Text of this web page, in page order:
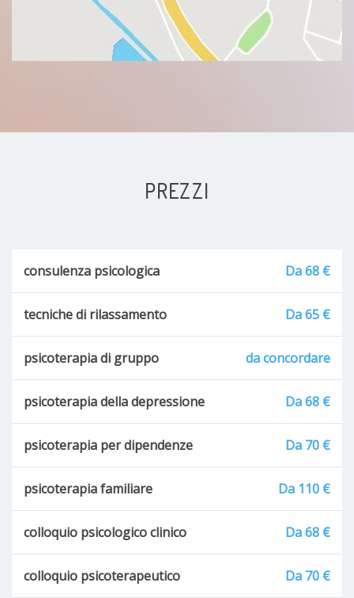
PREZZI
consulenza psicologica Da 68 €
tecniche di rilassamento Da 65 €
psicoterapia di gruppo da concordare
psicoterapia della depressione Da 68 €
psicoterapia per dipendenze Da 70 €
psicoterapia familiare Da 110 €
colloquio psicologico clinico Da 68 €
colloquio psicoterapeutico Da 70 €